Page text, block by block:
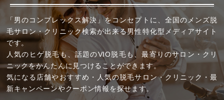
「男のコンプレックス解決」をコンセプトに、全国のメンズ脱
毛サロン・クリニック検索が出来る男性特化型メディアサイト
です。
人気のヒゲ脱毛も、話題のVIO脱毛も、最寄りのサロン・クリ
ニックをかんたんに見つけることができます。
気になる店舗やおすすめ・人気の脱毛サロン・クリニック・最
新キャンペーンやクーポン情報を探せます。